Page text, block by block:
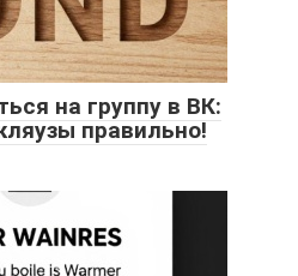
на группу в ВК:
правильно!